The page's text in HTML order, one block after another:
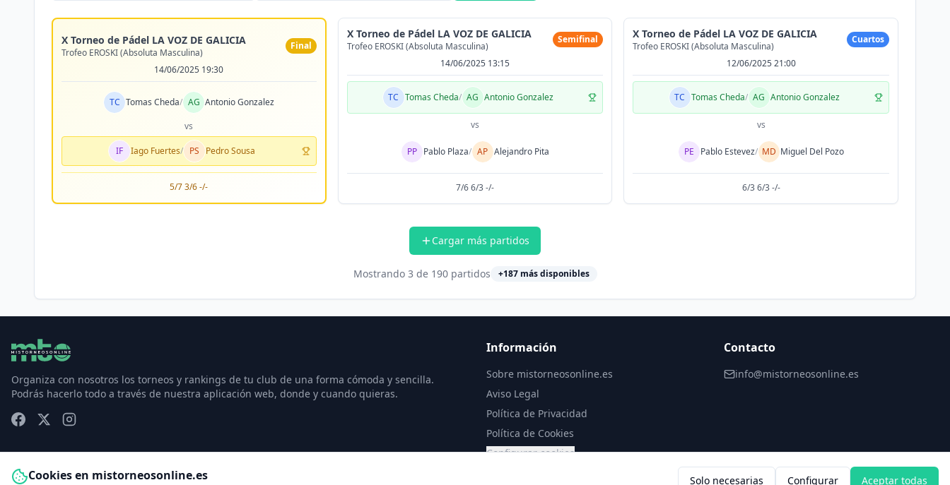
Cookies en mistorneosonline.es Solo necesarias Configurar Aceptar todas
X Torneo de Pádel LA VOZ DE GALICIA
Trofeo EROSKI (Absoluta Masculina)
Final
14/06/2025 19:30
TC Tomas Cheda/ AG Antonio Gonzalez
vs
IF Iago Fuertes/ PS Pedro Sousa
5/7 3/6 -/-
X Torneo de Pádel LA VOZ DE GALICIA
Trofeo EROSKI (Absoluta Masculina)
Semifinal
14/06/2025 13:15
TC Tomas Cheda/ AG Antonio Gonzalez
vs
PP Pablo Plaza/ AP Alejandro Pita
7/6 6/3 -/-
X Torneo de Pádel LA VOZ DE GALICIA
Trofeo EROSKI (Absoluta Masculina)
Cuartos
12/06/2025 21:00
TC Tomas Cheda/ AG Antonio Gonzalez
vs
PE Pablo Estevez/ MD Miguel Del Pozo
6/3 6/3 -/-
Cargar más partidos
Mostrando 3 de 190partidos +187más disponibles
Organiza con nosotros los torneos y rankings de tu club de una forma cómoda y sencilla.
Podrás hacerlo todo a través de nuestra aplicación web, donde y cuando quieras.
Información
Sobre mistorneosonline.es
Aviso Legal
Política de Privacidad
Política de Cookies
Configurar cookies
Contacto
info@mistorneosonline.es